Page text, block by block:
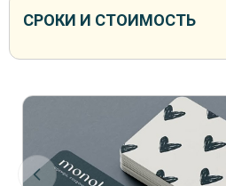
СРОКИ И СТОИМОСТЬ